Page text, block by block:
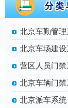
北京车勤管
北京车场建
营区人员门
北京车辆门
北京派车系统